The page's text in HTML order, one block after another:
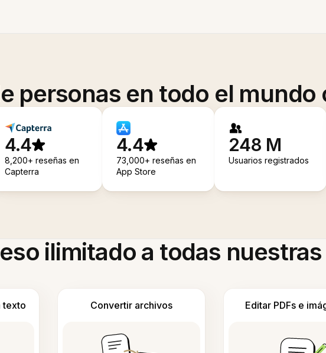
personas en todo el
4.4
8,200+ reseñas en
Capterra
4.4
73,000+ reseñas en
App Store
248 M
Usuarios registrados
ilimitado a todas
texto Convertir archivos Editar PDFs e